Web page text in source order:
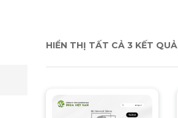
HIỂN THỊ TẤT CẢ 3 KẾT QUẢ